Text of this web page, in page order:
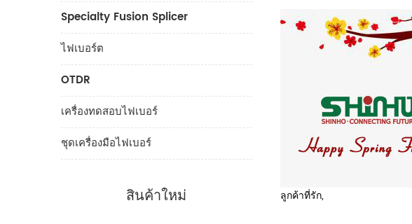
Specialty Fusion Splicer
ไฟเบอร์ต
OTDR
เครื่องทดสอบไฟเบอร์
ชุดเครื่องมือไฟเบอร์
สินค้าใหม่ ลูกค้าที่รัก,